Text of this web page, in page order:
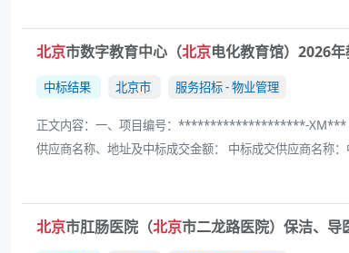
北京市数字教育中心（北京电化教育馆）2026
中标结果 北京市 服务招标 - 物业管理
正文内容：一、项目编号：********************-XM***
供应商名称、地址及中标成交金额： 中标成交供应商名称
北京市肛肠医院（北京市二龙路医院）保洁、导